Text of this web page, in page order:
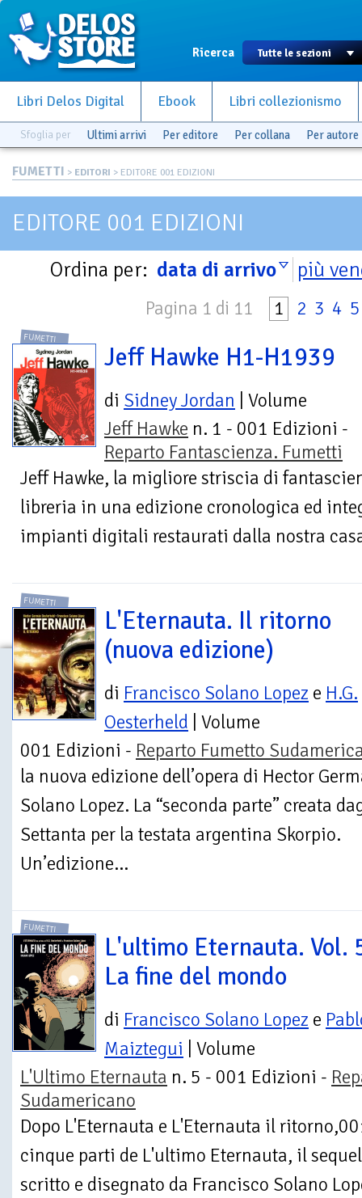
Ricerca
Libri Delos Digital Ebook Libri collezionismo
Sfoglia per Ultimi arrivi Per editore Per collana Per autore
FUMETTI > EDITORI > EDITORE 001 EDIZIONI
EDITORE 001 EDIZIONI
Ordina per: data di arrivo più
Pagina 1 di 11 1 2 3 4 5
FUMETTI
Jeff Hawke H1-H1939
di Sidney Jordan | Volume
Jeff Hawke n. 1 - 001 Edizioni -
Reparto Fantascienza. Fumetti
Jeff Hawke, la migliore striscia di
libreria in una edizione cronologica ed
impianti digitali restaurati dalla nostra
FUMETTI
L'Eternauta. Il ritorno
(nuova edizione)
di Francisco Solano Lopez e H.G.
Oesterheld | Volume
001 Edizioni - Reparto Fumetto
la nuova edizione dell’opera di Hector
Solano Lopez. La “seconda parte” creata
Settanta per la testata argentina Skorpio.
Un’edizione...
FUMETTI
L'ultimo Eternauta. Vol.
La fine del mondo
di Francisco Solano Lopez e
Maiztegui | Volume
L'Ultimo Eternauta n. 5 - 001 Edizioni -
Sudamericano
Dopo L'Eternauta e L'Eternauta il
cinque parti de L'ultimo Eternauta, il
scritto e disegnato da Francisco Solano